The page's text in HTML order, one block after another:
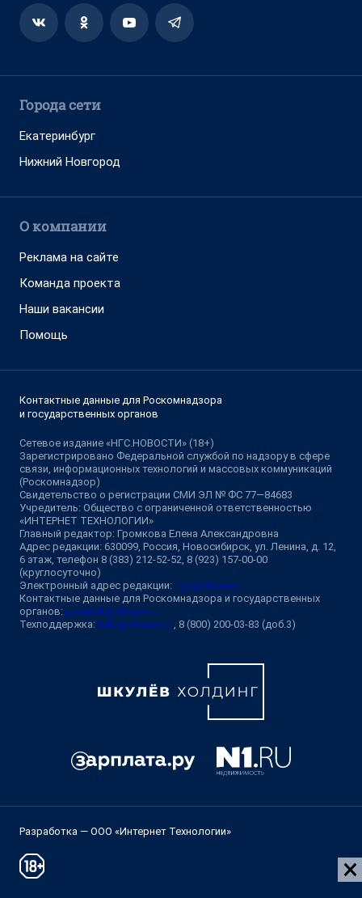
Города сети
Екатеринбург
Нижний Новгород
О компании
Реклама на сайте
Команда проекта
Наши вакансии
Помощь
Контактные данные для Роскомнадзора
и государственных органов
Сетевое издание «НГС.НОВОСТИ» (18+)
Зарегистрировано Федеральной службой по надзору в сфере
связи, информационных технологий и массовых коммуникаций
(Роскомнадзор)
Свидетельство о регистрации СМИ ЭЛ № ФС 77—84683
Учредитель: Общество с ограниченной ответственностью
«ИНТЕРНЕТ ТЕХНОЛОГИИ»
Главный редактор: Громкова Елена Александровна
Адрес редакции: 630099, Россия, Новосибирск, ул. Ленина, д. 12,
6 этаж, телефон 8 (383) 212-52-52, 8 (923) 157-00-00
(круглосуточно)
Электронный адрес редакции: ngs@shkulev.ru
Контактные данные для Роскомнадзора и государственных
органов: juristnsk@shkulev.ru
Техподдержка: help@shkulev.ru , 8 (800) 200-03-83 (доб.3)
Разработка — ООО «Интернет Технологии»